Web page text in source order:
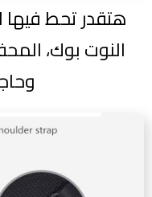
هتقدر تحط فيها
النوت بوك،